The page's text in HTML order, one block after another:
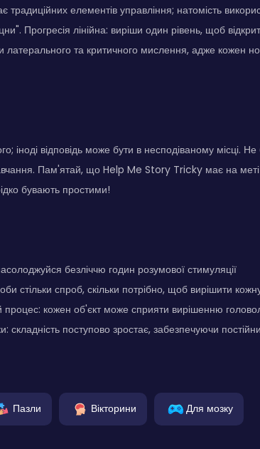
елементів управління; натомість
Прогресія лінійна: виріши один рівень, щоб
латерального та критичного мислення, адже кожен
іноді відповідь може бути в несподіваному місці.
Пам'ятай, що Help Me Story Tricky має на меті
бувають простими!
безліччю годин розумової стимуляції
стільки спроб, скільки потрібно, щоб вирішити
процес: кожен об'єкт може сприяти вирішенню
складність поступово зростає, забезпечуючи
Пазли Вікторини Для мозку